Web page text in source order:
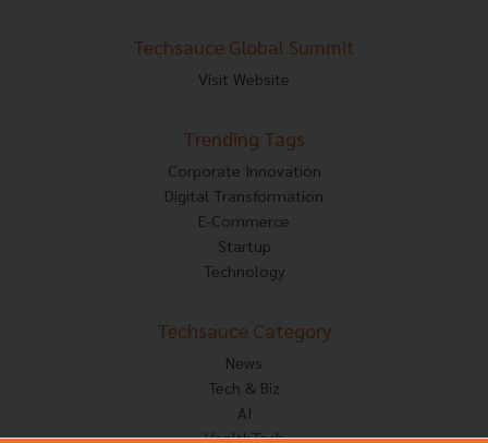
Techsauce Global Summit
Visit Website
Trending Tags
Corporate Innovation
Digital Transformation
E-Commerce
Startup
Technology
Techsauce Category
News
Tech & Biz
AI
HealthTech